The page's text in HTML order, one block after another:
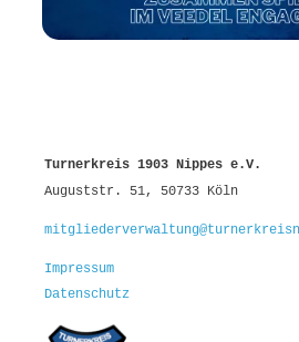
Turnerkreis 1903 Nippes e.V.
Auguststr. 51, 50733 Köln
Impressum
Datenschutz